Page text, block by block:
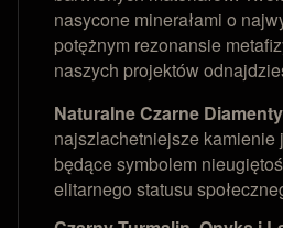
nasycone minerałami o
potężnym rezonansie
naszych projektów
Naturalne Czarne
najszlachetniejsze kamienie
będące symbolem
elitarnego statusu